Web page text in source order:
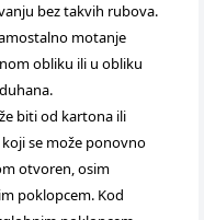
bez takvih rubova.
motanje
obliku ili u obliku
biti od kartona ili
se može ponovno
otvoren, osim
poklopcem. Kod